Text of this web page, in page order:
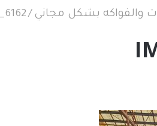
والفواكه بشكل مجاني /